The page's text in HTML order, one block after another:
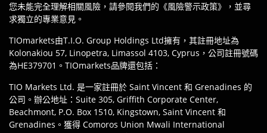
您未能完全理解相關風險，請參閱我們的《風險警示政策》，並尋
求獨立的專業意見。
TIOmarkets由T.I.O. Group Holdings Ltd擁有，其註冊地址為
Kolonakiou 57, Linopetra, Limassol 4103, Cyprus，公司註冊號碼
為HE379701。TIOmarkets品牌還包括：
TIO Markets Ltd. 是一家註冊於 Saint Vincent 和 Grenadines 的
公司。辦公地址：Suite 305, Griffith Corporate Center,
Beachmont, P.O. Box 1510, Kingstown, Saint Vincent 和
Grenadines。獲得 Comoros Union Mwali International